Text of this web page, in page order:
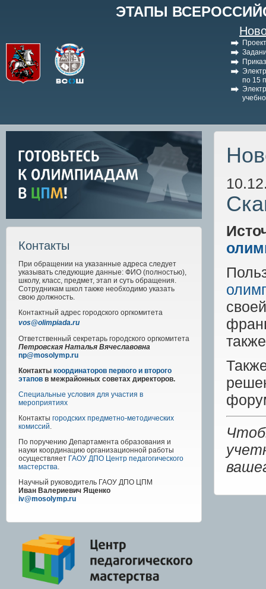
ЭТАПЫ
по 15
Контакты
При обращении на указанные адреса следует
указывать следующие данные: ФИО (полностью),
школу, класс, предмет, этап и суть обращения.
Сотрудникам школ также необходимо указать
свою должность.
Контактный адрес городского оргкомитета
vos@olimpiada.ru
Ответственный секретарь городского оргкомитета
Петровская Наталья Вячеславовна
np@mosolymp.ru
Контакты координаторов первого и второго
этапов в межрайонных советах директоров.
Специальные условия для участия в
мероприятиях
Контакты городских предметно-методических
комиссий.
По поручению Департамента образования и
науки координацию организационной работы
осуществляет ГАОУ ДПО Центр педагогического
мастерства.
Научный руководитель ГАОУ ДПО ЦПМ
Иван Валериевич Ященко
iv@mosolymp.ru